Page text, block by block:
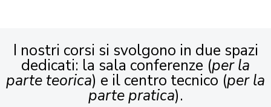
I nostri corsi si svolgono in due spazi
dedicati: la sala conferenze (per la
parte teorica) e il centro tecnico (per la
parte pratica).